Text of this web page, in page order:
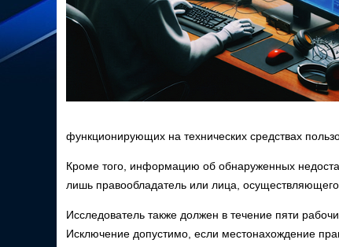
функционирующих на технических средствах
Кроме того, информацию об обнаруженных
лишь правообладатель или лица,
Исследователь также должен в течение пяти
Исключение допустимо, если местонахождение